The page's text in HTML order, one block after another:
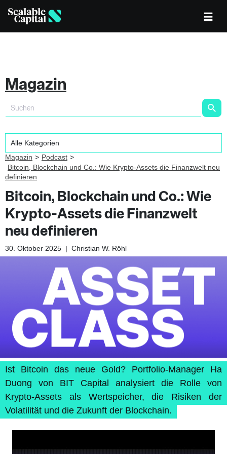
Magazin
Magazin
Podcast
Bitcoin, Blockchain und Co.: Wie Krypto-Assets die Finanzwelt neu
definieren
Bitcoin, Blockchain und Co.: Wie
Krypto-Assets die Finanzwelt
neu definieren
30. Oktober 2025 | Christian W. Röhl
Ist Bitcoin das neue Gold? Portfolio-Manager Ha
Duong von BIT Capital analysiert die Rolle von
Krypto-Assets als Wertspeicher, die Risiken der
Volatilität und die Zukunft der Blockchain.